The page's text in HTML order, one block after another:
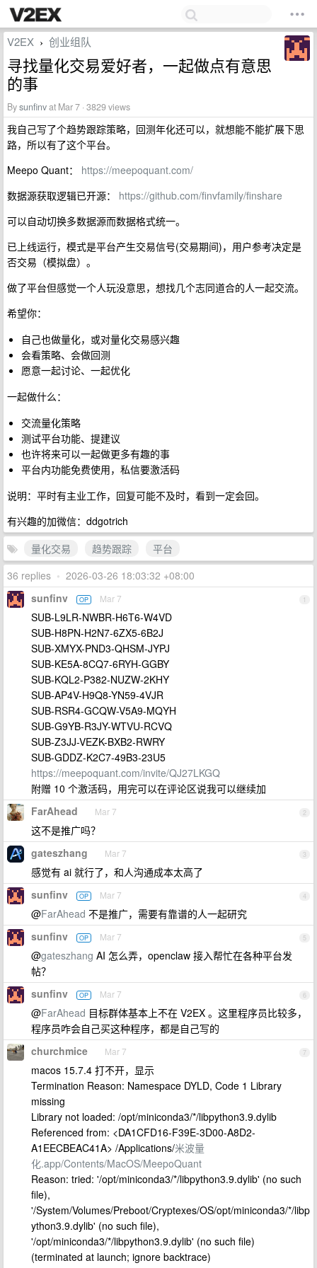
V2EX › 创业组队
寻找量化交易爱好者，一起做点有意思
的事
Bysunfinvat Mar 7 · 3829 views
我自己写了个趋势跟踪策略，回测年化还可以，就想能不能扩展下思
路，所以有了这个平台。
Meepo Quant： https://meepoquant.com/
数据源获取逻辑已开源： https://github.com/finvfamily/finshare
可以自动切换多数据源而数据格式统一。
已上线运行，模式是平台产生交易信号(交易期间)，用户参考决定是
否交易（模拟盘）。
做了平台但感觉一个人玩没意思，想找几个志同道合的人一起交流。
希望你：
自己也做量化，或对量化交易感兴趣
会看策略、会做回测
愿意一起讨论、一起优化
一起做什么：
交流量化策略
测试平台功能、提建议
也许将来可以一起做更多有趣的事
平台内功能免费使用，私信要激活码
说明：平时有主业工作，回复可能不及时，看到一定会回。
有兴趣的加微信：ddgotrich
量化交易
趋势跟踪
平台
36 replies • 2026-03-26 18:03:32 +08:00
1
sunfinv OP Mar 7
SUB-L9LR-NWBR-H6T6-W4VD
SUB-H8PN-H2N7-6ZX5-6B2J
SUB-XMYX-PND3-QHSM-JYPJ
SUB-KE5A-8CQ7-6RYH-GGBY
SUB-KQL2-P382-NUZW-2KHY
SUB-AP4V-H9Q8-YN59-4VJR
SUB-RSR4-GCQW-V5A9-MQYH
SUB-G9YB-R3JY-WTVU-RCVQ
SUB-Z3JJ-VEZK-BXB2-RWRY
SUB-GDDZ-K2C7-49B3-23U5
https://meepoquant.com/invite/QJ27LKGQ
附赠 10 个激活码，用完可以在评论区说我可以继续加
2
FarAhead Mar 7
这不是推广吗？
3
gateszhang Mar 7
感觉有 ai 就行了，和人沟通成本太高了
4
sunfinv OP Mar 7
@FarAhead 不是推广，需要有靠谱的人一起研究
5
sunfinv OP Mar 7
@gateszhang AI 怎么弄，openclaw 接入帮忙在各种平台发
帖？
6
sunfinv OP Mar 7
@FarAhead 目标群体基本上不在 V2EX 。这里程序员比较多，
程序员咋会自己买这种程序，都是自己写的
7
churchmice Mar 7
macos 15.7.4 打不开，显示
Termination Reason: Namespace DYLD, Code 1 Library
missing
Library not loaded: /opt/miniconda3/*/libpython3.9.dylib
Referenced from: <DA1CFD16-F39E-3D00-A8D2-
A1EECBEAC41A> /Applications/米波量
化.app/Contents/MacOS/MeepoQuant
Reason: tried: '/opt/miniconda3/*/libpython3.9.dylib' (no such
file),
'/System/Volumes/Preboot/Cryptexes/OS/opt/miniconda3/*/libp
ython3.9.dylib' (no such file),
'/opt/miniconda3/*/libpython3.9.dylib' (no such file)
(terminated at launch; ignore backtrace)